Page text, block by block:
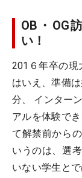
OB・OG
い！
201６年卒の現
はいえ、準備
分、 インター
アルを体験で
て解禁前から
いうのは、選
いない学生と